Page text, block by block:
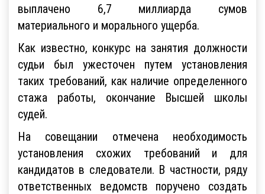
выплачено 6,7 миллиарда сумов
материального и морального ущерба.
Как известно, конкурс на занятия должности
судьи был ужесточен путем установления
таких требований, как наличие определенного
стажа работы, окончание Высшей школы
судей.
На совещании отмечена необходимость
установления схожих требований и для
кандидатов в следователи. В частности, ряду
ответственных ведомств поручено создать